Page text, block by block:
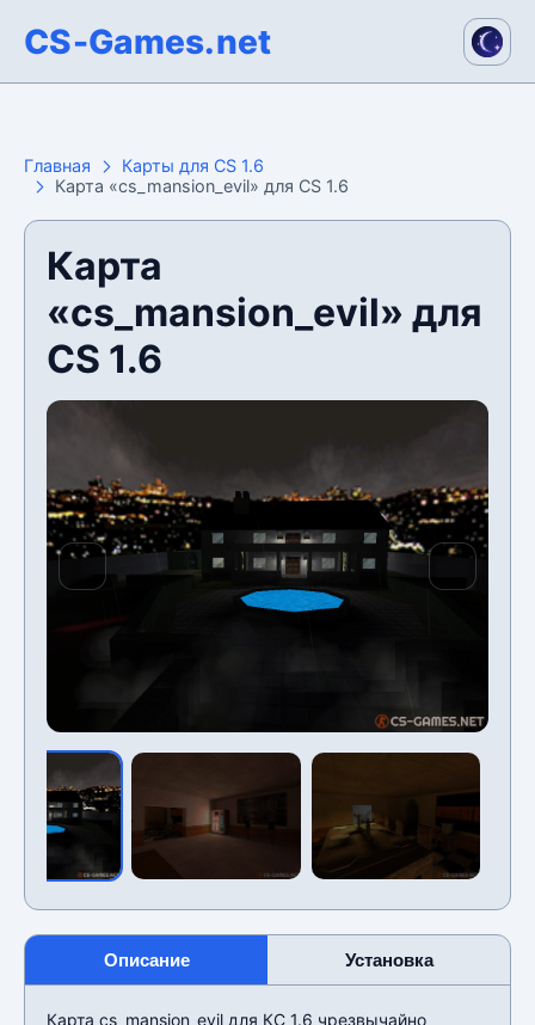
CS-Games.net
Главная
Карты для CS 1.6
Карта «cs_mansion_evil» для CS 1.6
Карта
«cs_mansion_evil» для
CS 1.6
Описание Установка
Карта cs_mansion_evil для КС 1.6 чрезвычайно